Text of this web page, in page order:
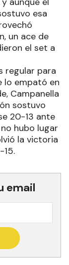
esa
un ace de
el set a
regular para
lo empató en
Campanella
sostuvo
20-13 ante
hubo lugar
la victoria
email